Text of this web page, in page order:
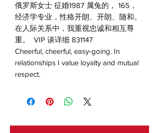
俄罗斯女士 征婚1987 属兔的， 165，
经济学专业，性格开朗、开朗、随和。
在人际关系中，我重视忠诚和相互尊
重。 VIP 谈详细 831147
Cheerful, cheerful, easy-going. In
relationships I value loyalty and mutual
respect.